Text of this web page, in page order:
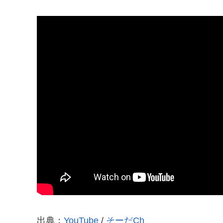
出典： YouTube / そーだCh